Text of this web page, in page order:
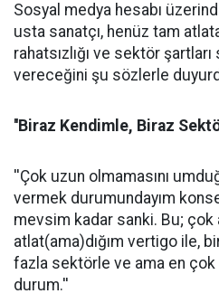
Sosyal medya hesabı
usta sanatçı, henüz tam
rahatsızlığı ve sektör
vereceğini şu sözlerle
''Biraz Kendimle, Biraz
''Çok uzun olmamasını
vermek durumundayım
mevsim kadar sanki. Bu; çok
atlat(ama)dığım vertigo ile,
fazla sektörle ve ama en
durum.''